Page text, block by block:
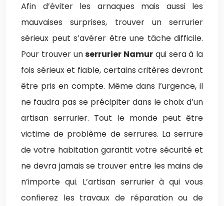
Afin d’éviter les arnaques mais aussi les
mauvaises surprises, trouver un serrurier
sérieux peut s’avérer être une tâche difficile.
Pour trouver unserrurier Namur qui sera à la
fois sérieux et fiable, certains critères devront
être pris en compte. Même dans l’urgence, il
ne faudra pas se précipiter dans le choix d’un
artisan serrurier. Tout le monde peut être
victime de problème de serrures. La serrure
de votre habitation garantit votre sécurité et
ne devra jamais se trouver entre les mains de
n’importe qui. L’artisan serrurier à qui vous
confierez les travaux de réparation ou de